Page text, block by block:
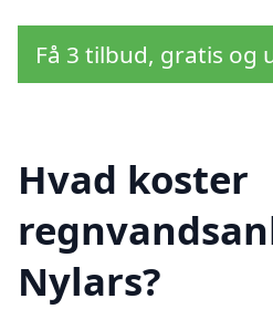
Få 3 tilbud, gratis og
Hvad koster
Nylars?